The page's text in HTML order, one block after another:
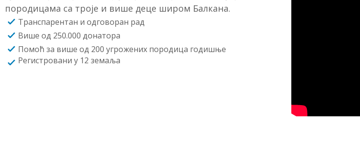
породицама са троје и више деце широм Балкана.
Транспарентан и одговоран рад
Више од 250.000 донатора
Помоћ за више од 200 угрожених породица годишње
Регистровани у 12 земаља